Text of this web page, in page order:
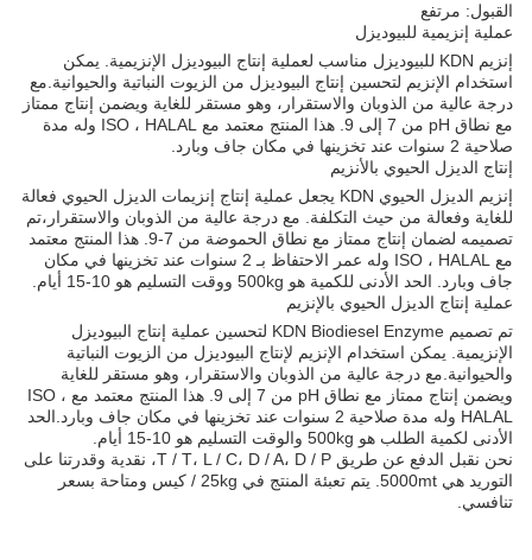
القبول: مرتفع
عملية إنزيمية للبيوديزل
إنزيم KDN للبيوديزل مناسب لعملية إنتاج البيوديزل الإنزيمية. يمكن
استخدام الإنزيم لتحسين إنتاج البيوديزل من الزيوت النباتية والحيوانية.مع
درجة عالية من الذوبان والاستقرار، وهو مستقر للغاية ويضمن إنتاج ممتاز
مع نطاق pH من 7 إلى 9. هذا المنتج معتمد مع ISO ، HALAL وله مدة
صلاحية 2 سنوات عند تخزينها في مكان جاف وبارد.
إنتاج الديزل الحيوي بالأنزيم
إنزيم الديزل الحيوي KDN يجعل عملية إنتاج إنزيمات الديزل الحيوي فعالة
للغاية وفعالة من حيث التكلفة. مع درجة عالية من الذوبان والاستقرار،تم
تصميمه لضمان إنتاج ممتاز مع نطاق الحموضة من 7-9. هذا المنتج معتمد
مع ISO ، HALAL وله عمر الاحتفاظ بـ 2 سنوات عند تخزينها في مكان
جاف وبارد. الحد الأدنى للكمية هو 500kg ووقت التسليم هو 10-15 أيام.
عملية إنتاج الديزل الحيوي بالإنزيم
تم تصميم KDN Biodiesel Enzyme لتحسين عملية إنتاج البيوديزل
الإنزيمية. يمكن استخدام الإنزيم لإنتاج البيوديزل من الزيوت النباتية
والحيوانية.مع درجة عالية من الذوبان والاستقرار، وهو مستقر للغاية
ويضمن إنتاج ممتاز مع نطاق pH من 7 إلى 9. هذا المنتج معتمد مع ISO ،
HALAL وله مدة صلاحية 2 سنوات عند تخزينها في مكان جاف وبارد.الحد
الأدنى لكمية الطلب هو 500kg والوقت التسليم هو 10-15 أيام.
نحن نقبل الدفع عن طريق T / T، L / C، D / A، D / P، نقدية وقدرتنا على
التوريد هي 5000mt. يتم تعبئة المنتج في 25kg / كيس ومتاحة بسعر
تنافسي.